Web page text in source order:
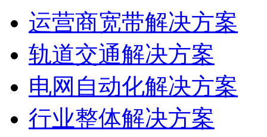
运营商宽带解决方案
轨道交通解决方案
电网自动化解决方案
行业整体解决方案